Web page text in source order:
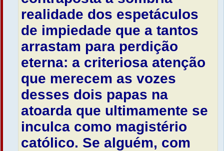
realidade dos espetáculos
de impiedade que a tantos
arrastam para perdição
eterna: a criteriosa atenção
que merecem as vozes
desses dois papas na
atoarda que ultimamente se
inculca como magistério
católico. Se alguém, com